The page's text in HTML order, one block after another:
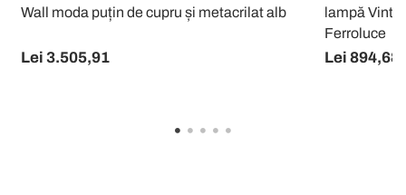
Wall moda puțin de cupru și metacrilat alb
Lei 3.505,91
lampă
Ferroluce
Lei 894,68